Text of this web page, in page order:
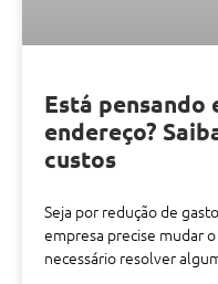
Está pensando
endereço?
custos
Seja por redução de
empresa precise mudar
necessário resolver